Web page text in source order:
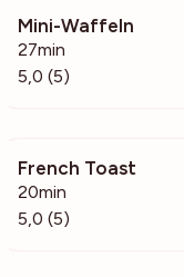
Mini-Waffeln
27min
5,0 (5)
French Toast
20min
5,0 (5)